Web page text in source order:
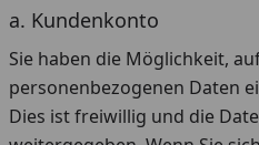
a. Kundenkonto
Sie haben die Möglichkeit,
personenbezogenen Daten
Dies ist freiwillig und die